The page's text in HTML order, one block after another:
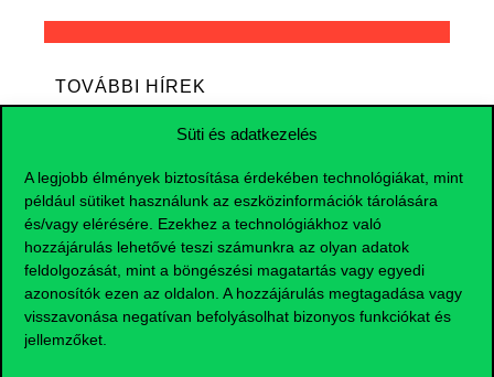
Süti és adatkezelés
A legjobb élmények biztosítása érdekében technológiákat, mint
például sütiket használunk az eszközinformációk tárolására
és/vagy elérésére. Ezekhez a technológiákhoz való
hozzájárulás lehetővé teszi számunkra az olyan adatok
feldolgozását, mint a böngészési magatartás vagy egyedi
azonosítók ezen az oldalon. A hozzájárulás megtagadása vagy
visszavonása negatívan befolyásolhat bizonyos funkciókat és
jellemzőket.
TOVÁBBI HÍREK
Események